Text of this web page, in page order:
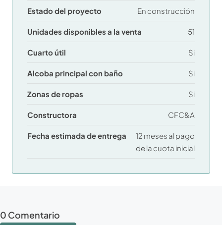
Estado del proyecto En construcción
Unidades disponibles a la venta 51
Cuarto útil Si
Alcoba principal con baño Si
Zonas de ropas Si
Constructora CFC&A
Fecha estimada de entrega
12 meses al pago
de la cuota inicial
0 Comentario